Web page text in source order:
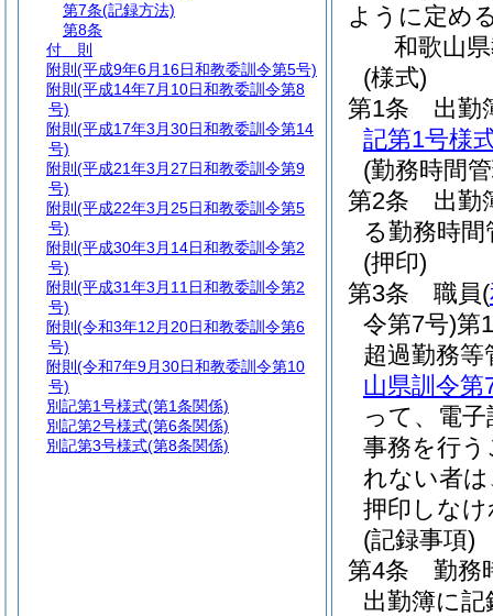
ように定め
和歌山
(様式)
第1条
出勤
記第1号様
(勤務時間
第2条
出勤
る勤務時
(押印)
第3条
職員(
令第7号)第
超過勤務
山県訓令第
って、電
事務を行
れない者
押印しな
(記録事項)
第4条
勤務
出勤簿に
第7条(記録方法)
第8条
付 則
附則 (平成9年6月16日和教委訓令第5号)
附則 (平成14年7月10日和教委訓令第8
号)
附則 (平成17年3月30日和教委訓令第14
号)
附則 (平成21年3月27日和教委訓令第9
号)
附則 (平成22年3月25日和教委訓令第5
号)
附則 (平成30年3月14日和教委訓令第2
号)
附則 (平成31年3月11日和教委訓令第2
号)
附則 (令和3年12月20日和教委訓令第6
号)
附則 (令和7年9月30日和教委訓令第10
号)
別記第1号様式(第1条関係)
別記第2号様式(第6条関係)
別記第3号様式(第8条関係)